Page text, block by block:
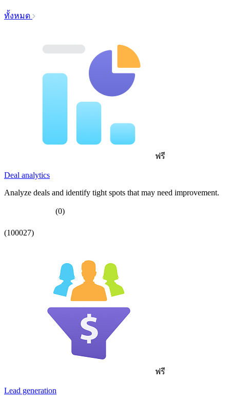
ทั้งหมด
ฟรี
Deal analytics
Analyze deals and identify tight spots that may need improvement.
(0)
(100027)
ฟรี
Lead generation